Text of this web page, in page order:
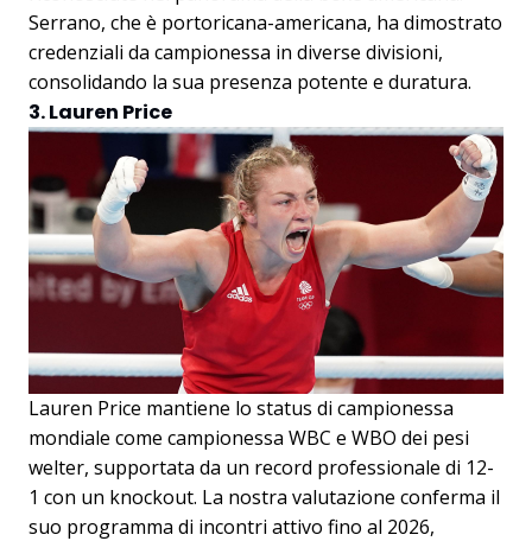
Serrano, che è portoricana-americana, ha dimostrato
credenziali da campionessa in diverse divisioni,
consolidando la sua presenza potente e duratura.
3. Lauren Price
Lauren Price mantiene lo status di campionessa
mondiale come campionessa WBC e WBO dei pesi
welter, supportata da un record professionale di 12-
1 con un knockout. La nostra valutazione conferma il
suo programma di incontri attivo fino al 2026,